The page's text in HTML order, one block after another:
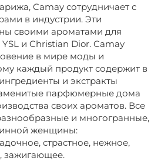
Camay сотрудничает с
в индустрии. Эти
своими ароматами для
и Christian Dior. Camay
в мире моды и
каждый продукт содержит в
и экстракты
парфюмерные дома
своих ароматов. Все
и многогранные,
женщины:
страстное, нежное,
зажигающее.